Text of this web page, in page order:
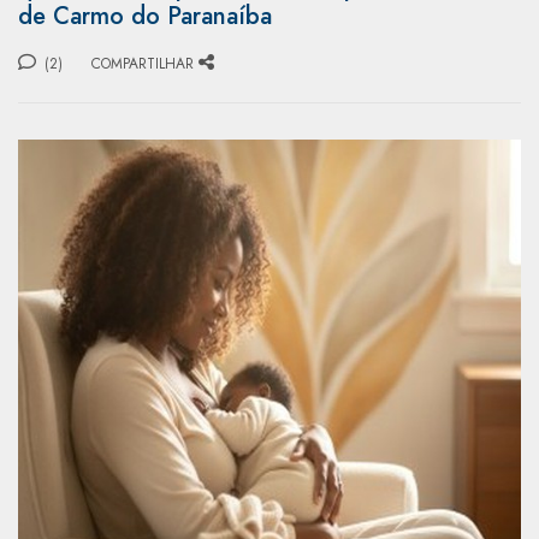
de Carmo do Paranaíba
(2) COMPARTILHAR